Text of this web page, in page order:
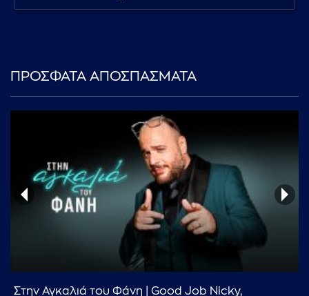
ΠΡΟΣΦΑΤΑ ΑΠΟΣΠΑΣΜΑΤΑ
Στην Αγκαλιά του Φάνη | Good Job Nicky,